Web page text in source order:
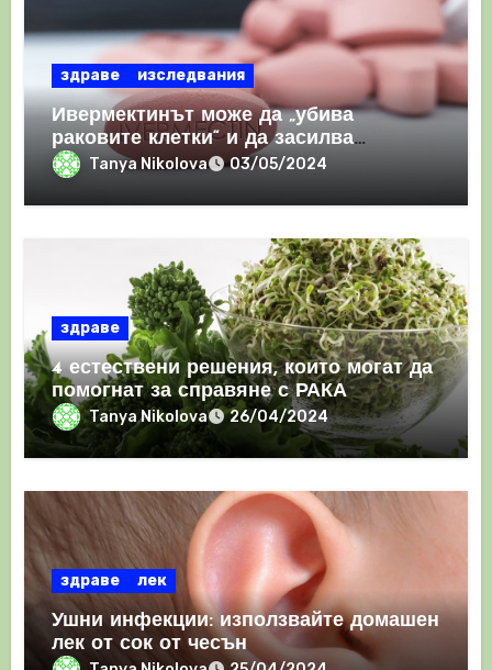
здраве изследвания
Ивермектинът може да „убива
раковите клетки“ и да засилва
имунния отговор
Tanya Nikolova 03/05/2024
здраве
4 естествени решения, които могат да
помогнат за справяне с РАКА
Tanya Nikolova 26/04/2024
здраве лек
Ушни инфекции: използвайте домашен
лек от сок от чесън